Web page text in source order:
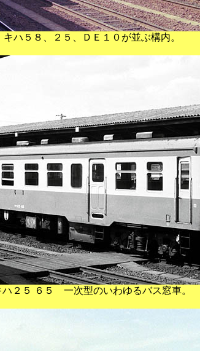
キハ５８、２５、ＤＥ１０が並ぶ構内。
ハ２５ ６５ 一次型のいわゆるバス窓車。